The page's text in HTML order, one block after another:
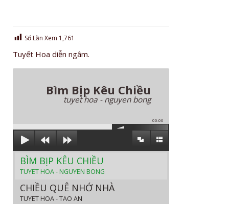
Số Lần Xem 1,761
Tuyết Hoa diễn ngâm.
Bìm Bịp Kêu Chiều
tuyet hoa - nguyen bong
00:00
BÌM BỊP KÊU CHIỀU
TUYET HOA - NGUYEN BONG
CHIỀU QUÊ NHỚ NHÀ
TUYET HOA - TAO AN